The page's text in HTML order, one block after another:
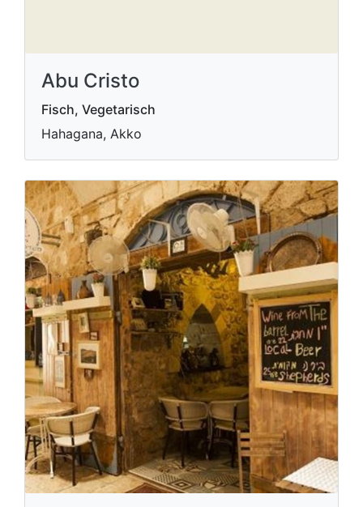
Abu Cristo
Fisch, Vegetarisch
Hahagana, Akko